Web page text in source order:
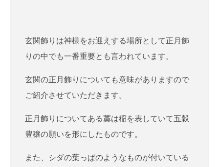
玄関飾りは神様をお迎えする場所として正月飾
りの中でも一番重要とも言われています。
玄関の正月飾りについても意味がありますので
ご紹介させていただきます。
正月飾りについてある藁は稲を表していて五穀
豊穣の願いを形にしたものです。
また、シダの葉っぱのようなものが付いている